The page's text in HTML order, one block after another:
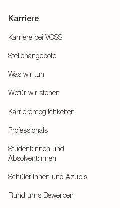
Karriere
Karriere bei VOSS
Stellenangebote
Was wir tun
Wofür wir stehen
Karrieremöglichkeiten
Professionals
Student:innen und
Absolvent:innen
Schüler:innen und Azubis
Rund ums Bewerben